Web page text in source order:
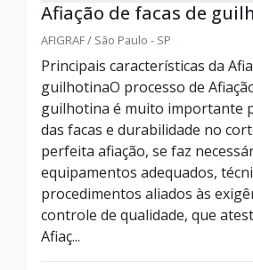
Afiação de facas de
AFIGRAF / São Paulo - SP
Principais características da
guilhotinaO processo de
guilhotina é muito importante
das facas e durabilidade no
perfeita afiação, se faz
equipamentos adequados,
procedimentos aliados às
controle de qualidade, que
Afiaç...